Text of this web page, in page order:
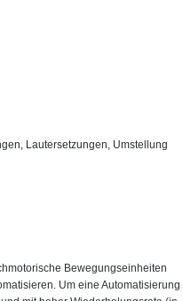
Lautersetzungen, Umstellung
Bewegungseinheiten
Um eine Automatisierung